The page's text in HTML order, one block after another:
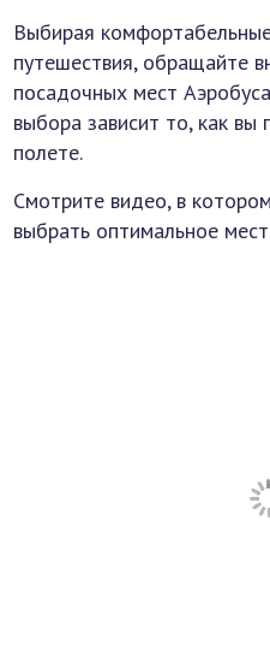
Выбирая
путешествия, обращайте
посадочных мест
выбора зависит то, как вы
полете.
Смотрите видео, в
выбрать оптимальное